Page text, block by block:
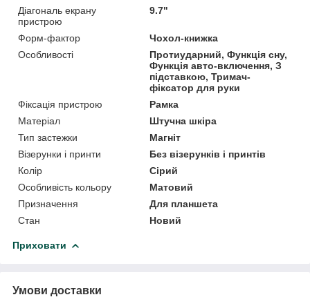
Діагональ екрану
пристрою
9.7"
Форм-фактор
Чохол-книжка
Особливості
Протиударний, Функція сну,
Функція авто-включення, З
підставкою, Тримач-
фіксатор для руки
Фіксація пристрою
Рамка
Матеріал
Штучна шкіра
Тип застежки
Магніт
Візерунки і принти
Без візерунків і принтів
Колір
Сірий
Особливість кольору
Матовий
Призначення
Для планшета
Стан
Новий
Приховати
Умови доставки